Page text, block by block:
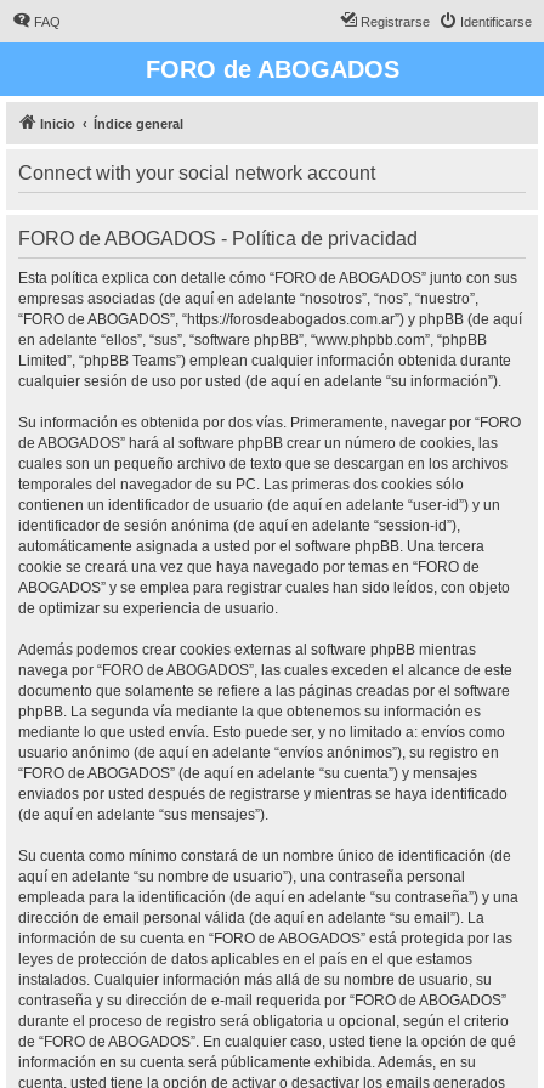
FAQ Identificarse
Registrarse
FORO de ABOGADOS
Inicio Índice general
Connect with your social network account
FORO de ABOGADOS - Política de privacidad
Esta política explica con detalle cómo “FORO de ABOGADOS” junto con sus
empresas asociadas (de aquí en adelante “nosotros”, “nos”, “nuestro”,
“FORO de ABOGADOS”, “https://forosdeabogados.com.ar”) y phpBB (de aquí
en adelante “ellos”, “sus”, “software phpBB”, “www.phpbb.com”, “phpBB
Limited”, “phpBB Teams”) emplean cualquier información obtenida durante
cualquier sesión de uso por usted (de aquí en adelante “su información”).
Su información es obtenida por dos vías. Primeramente, navegar por “FORO
de ABOGADOS” hará al software phpBB crear un número de cookies, las
cuales son un pequeño archivo de texto que se descargan en los archivos
temporales del navegador de su PC. Las primeras dos cookies sólo
contienen un identificador de usuario (de aquí en adelante “user-id”) y un
identificador de sesión anónima (de aquí en adelante “session-id”),
automáticamente asignada a usted por el software phpBB. Una tercera
cookie se creará una vez que haya navegado por temas en “FORO de
ABOGADOS” y se emplea para registrar cuales han sido leídos, con objeto
de optimizar su experiencia de usuario.
Además podemos crear cookies externas al software phpBB mientras
navega por “FORO de ABOGADOS”, las cuales exceden el alcance de este
documento que solamente se refiere a las páginas creadas por el software
phpBB. La segunda vía mediante la que obtenemos su información es
mediante lo que usted envía. Esto puede ser, y no limitado a: envíos como
usuario anónimo (de aquí en adelante “envíos anónimos”), su registro en
“FORO de ABOGADOS” (de aquí en adelante “su cuenta”) y mensajes
enviados por usted después de registrarse y mientras se haya identificado
(de aquí en adelante “sus mensajes”).
Su cuenta como mínimo constará de un nombre único de identificación (de
aquí en adelante “su nombre de usuario”), una contraseña personal
empleada para la identificación (de aquí en adelante “su contraseña”) y una
dirección de email personal válida (de aquí en adelante “su email”). La
información de su cuenta en “FORO de ABOGADOS” está protegida por las
leyes de protección de datos aplicables en el país en el que estamos
instalados. Cualquier información más allá de su nombre de usuario, su
contraseña y su dirección de e-mail requerida por “FORO de ABOGADOS”
durante el proceso de registro será obligatoria u opcional, según el criterio
de “FORO de ABOGADOS”. En cualquier caso, usted tiene la opción de qué
información en su cuenta será públicamente exhibida. Además, en su
cuenta, usted tiene la opción de activar o desactivar los emails generados